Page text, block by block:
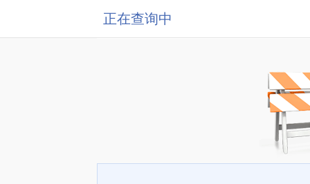
正在查询中